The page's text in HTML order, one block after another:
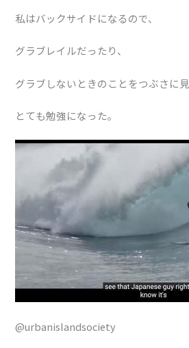
私はバックサイドになるので、
グラブレイルだったり、
グラブしないときのことをつぶさに見
とても勉強になった。
@urbanislandsociety